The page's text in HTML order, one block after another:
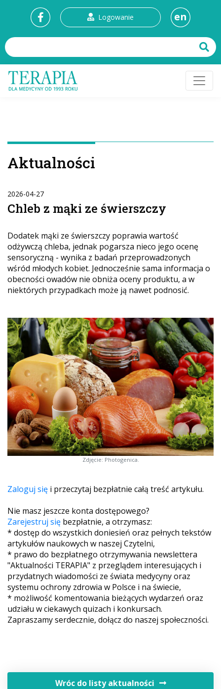
Logowanie en
Aktualności
2026-04-27
Chleb z mąki ze świerszczy
Dodatek mąki ze świerszczy poprawia wartość
odżywczą chleba, jednak pogarsza nieco jego ocenę
sensoryczną - wynika z badań przeprowadzonych
wśród młodych kobiet. Jednocześnie sama informacja o
obecności owadów nie obniża oceny produktu, a w
niektórych przypadkach może ją nawet podnosić.
Zdjęcie: Photogenica.
Zaloguj się i przeczytaj bezpłatnie całą treść artykułu.
Nie masz jeszcze konta dostępowego?
Zarejestruj się bezpłatnie, a otrzymasz:
* dostęp do wszystkich doniesień oraz pełnych tekstów
artykułów naukowych w naszej Czytelni,
* prawo do bezpłatnego otrzymywania newslettera
"Aktualności TERAPIA" z przeglądem interesujących i
przydatnych wiadomości ze świata medycyny oraz
systemu ochrony zdrowia w Polsce i na świecie,
* możliwość komentowania bieżących wydarzeń oraz
udziału w ciekawych quizach i konkursach.
Zapraszamy serdecznie, dołącz do naszej społeczności.
Wróc do listy aktualności